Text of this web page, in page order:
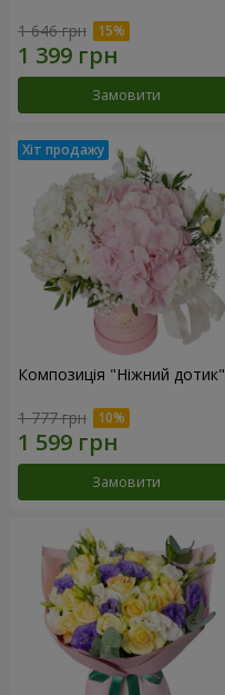
1 646 грн
Замовити
Композиція "Ніжний дотик"
1 777 грн
Замовити